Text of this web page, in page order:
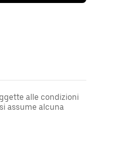
alle condizioni
assume alcuna